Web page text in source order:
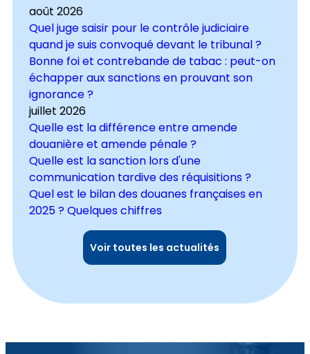
août 2026
Quel juge saisir pour le contrôle judiciaire
quand je suis convoqué devant le tribunal ?
Bonne foi et contrebande de tabac : peut-on
échapper aux sanctions en prouvant son
ignorance ?
juillet 2026
Quelle est la différence entre amende
douanière et amende pénale ?
Quelle est la sanction lors d'une
communication tardive des réquisitions ?
Quel est le bilan des douanes françaises en
2025 ? Quelques chiffres
Voir toutes les actualités